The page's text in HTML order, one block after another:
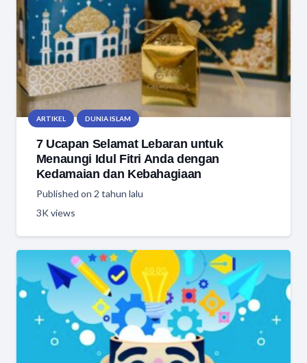
ARTIKEL DUNIA ISLAM
7 Ucapan Selamat Lebaran untuk
Menaungi Idul Fitri Anda dengan
Kedamaian dan Kebahagiaan
Published on 2 tahun lalu
3Kviews